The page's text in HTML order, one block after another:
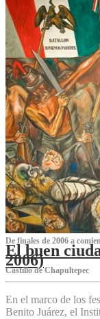
De finales de 2006 a
El buen
2006)
Castillo de Chapultepec
En el marco de los
Benito Juárez, el